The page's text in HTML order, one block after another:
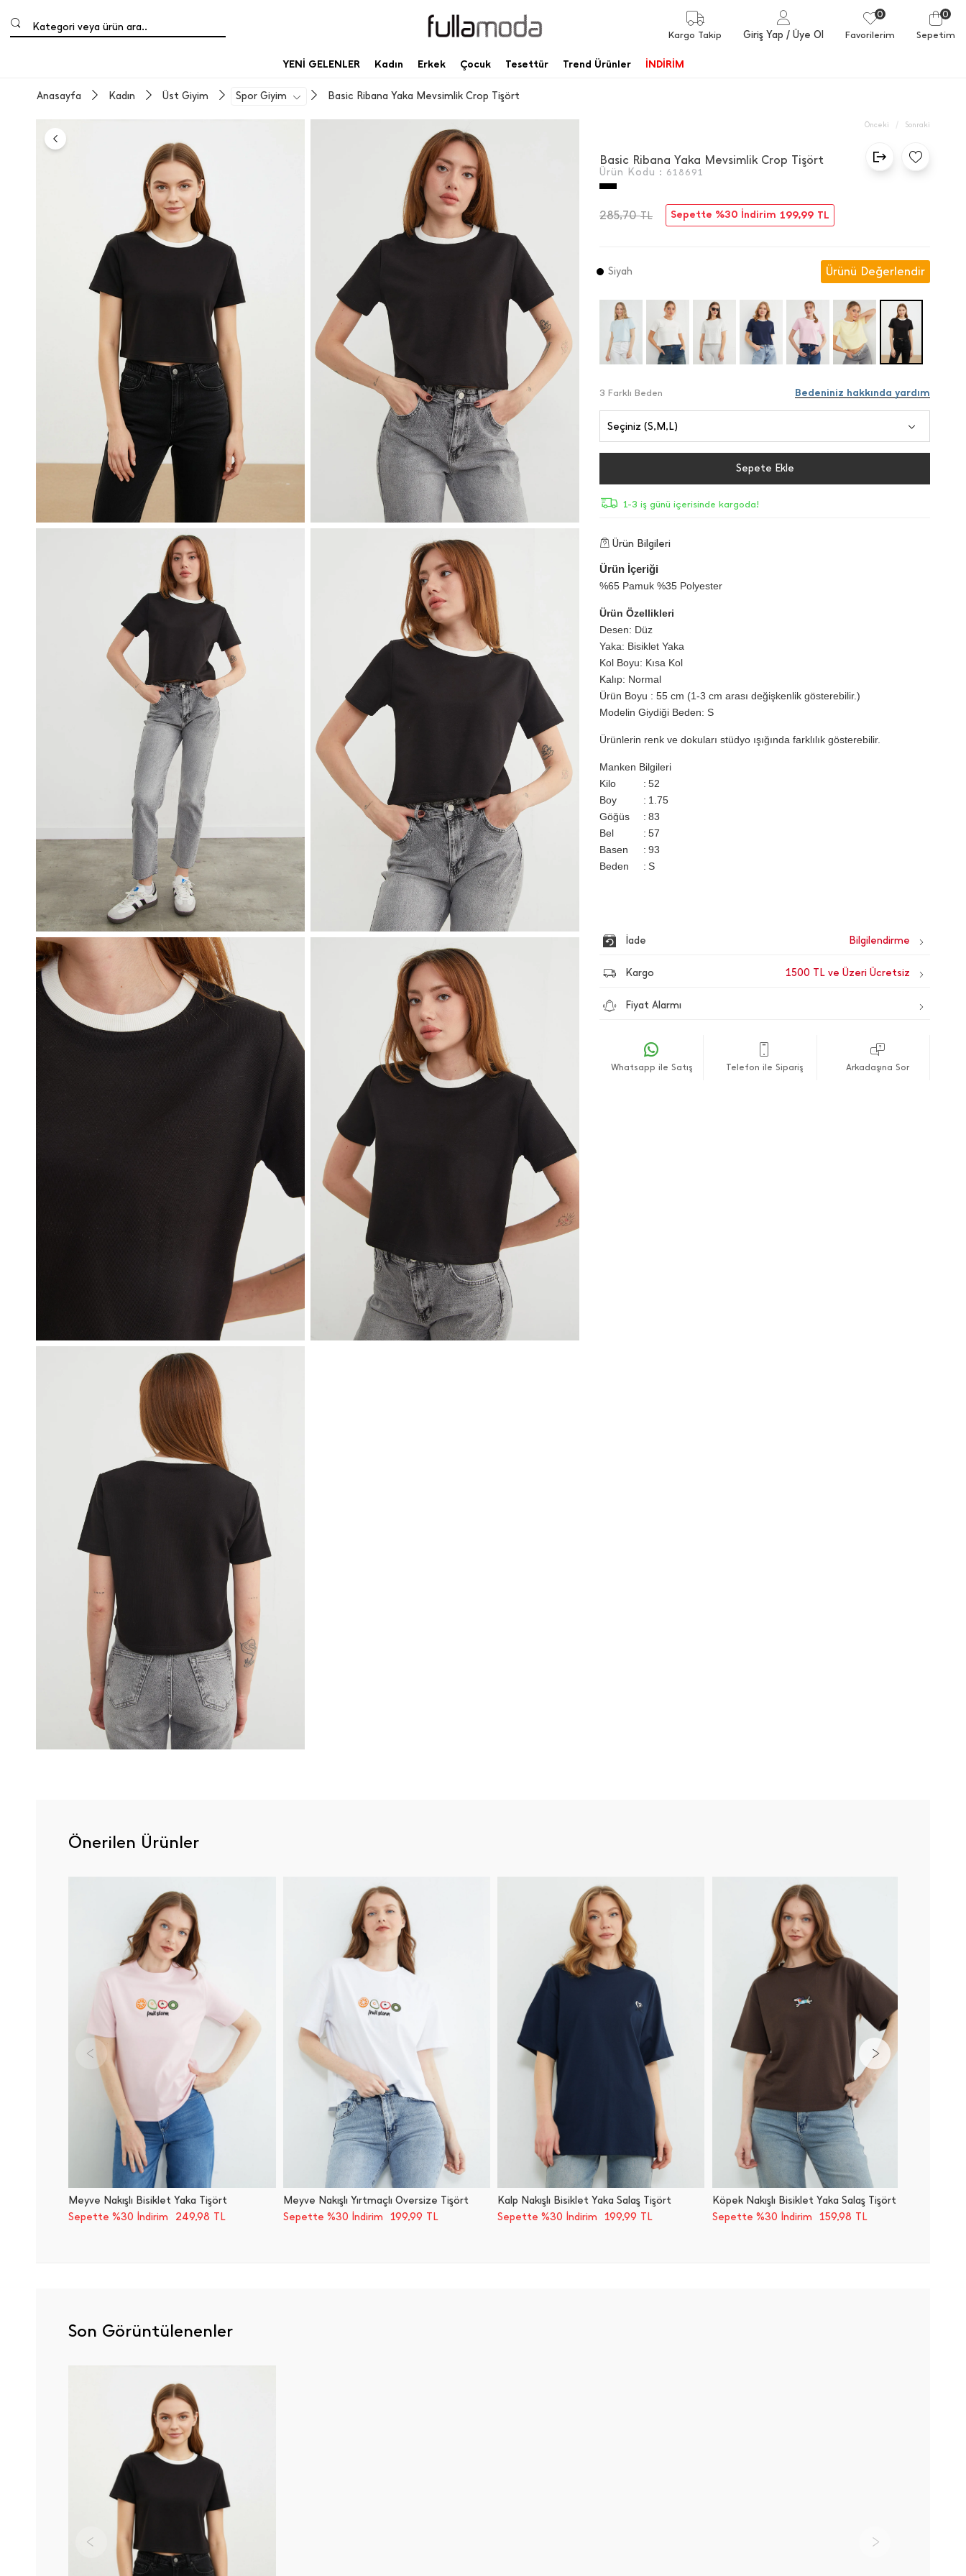
Kategori veya ürün ara..
Kargo Takip Giriş Yap / Üye Ol
0
Favorilerim
0
Sepetim
YENİ GELENLER Kadın Erkek Çocuk Tesettür Trend Ürünler İNDİRİM
Basic Ribana Yaka Mevsimlik Crop Tişört
Spor Giyim
Üst Giyim
Kadın
Anasayfa
Önceki / Sonraki
Basic Ribana Yaka Mevsimlik Crop Tişört
Ürün Kodu : 618691
285,70TL Sepette %30 İndirim 199,99 TL
Siyah Ürünü Değerlendir
3 Farklı Beden Bedeniniz hakkında yardım
Seçiniz (S,M,L)
Sepete Ekle
1-3 iş günü içerisinde kargoda!
Ürün Bilgileri
Ürün İçeriği
%65 Pamuk %35 Polyester
Ürün Özellikleri
Desen: Düz
Yaka: Bisiklet Yaka
Kol Boyu: Kısa Kol
Kalıp: Normal
Ürün Boyu : 55 cm (1-3 cm arası değişkenlik gösterebilir.)
Modelin Giydiği Beden: S
Ürünlerin renk ve dokuları stüdyo ışığında farklılık gösterebilir.
Manken Bilgileri
Kilo
52
Boy
1.75
Göğüs
83
Bel
57
Basen
93
Beden
S
İade
Kargo 1500 TL ve Üzeri Ücretsiz
Fiyat Alarmı
Whatsapp ile Satış Telefon ile Sipariş Arkadaşına Sor
Önerilen Ürünler
Meyve Nakışlı Bisiklet Yaka Tişört
Sepette %30 İndirim
249,98 TL
Meyve Nakışlı Yırtmaçlı Oversize Tişört
Sepette %30 İndirim
199,99 TL
Kalp Nakışlı Bisiklet Yaka Salaş Tişört
Sepette %30 İndirim
199,99 TL
Köpek Nakışlı Bisiklet Yaka Salaş Tişört
Sepette %30 İndirim
159,98 TL
Son Görüntülenenler